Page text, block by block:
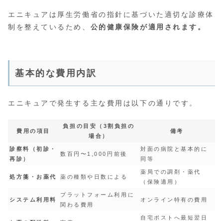
エニキュアは厚生労働省の指針に基づいた適切な診療体
制を整えているため、 公的健康保険が適用されます。
基本的な費用内訳
エニキュアで発生する主な費用は以下の通りです。
費用の項目
負担の目安（3割負担の
場合）
備考
診察料（初診・
再診）
数百円〜1,000円前後
対面の病院と基本的に
同等
処方箋・お薬代 薬の種類や日数による
薬局での調剤・薬代
（保険適用）
システム利用料
プラットフォーム利用に
関わる費用
オンライン特有の費用
自宅ポストへ最短翌日